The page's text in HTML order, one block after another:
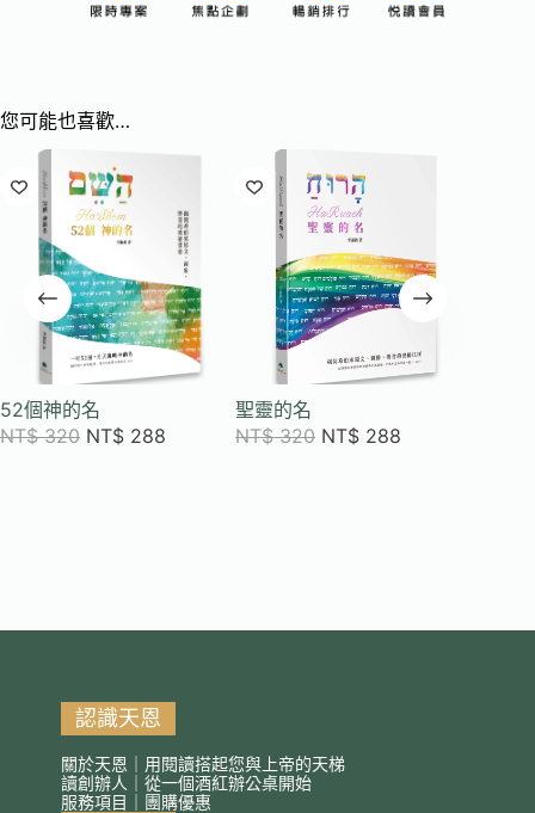
您可能也喜歡…
52個神的名
NT$320 NT$ 288
聖靈的名
NT$320 NT$ 288
認識天恩
關於天恩｜用閱讀搭起您與上帝的天梯
讀創辦人｜從一個酒紅辦公桌開始
服務項目｜團購優惠